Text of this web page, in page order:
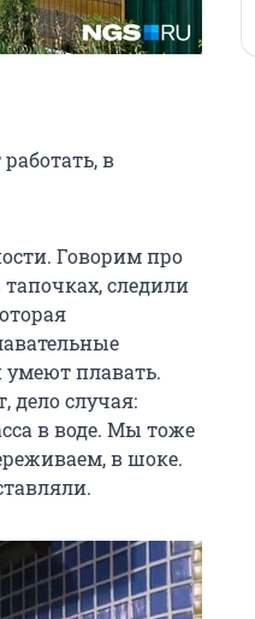
в
Говорим про
тапочках, следили
умеют плавать.
дело случая:
в воде. Мы тоже
в шоке.